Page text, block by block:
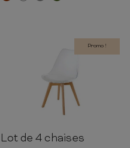
Promo !
81cm 47cm
Lot de 4 chaises